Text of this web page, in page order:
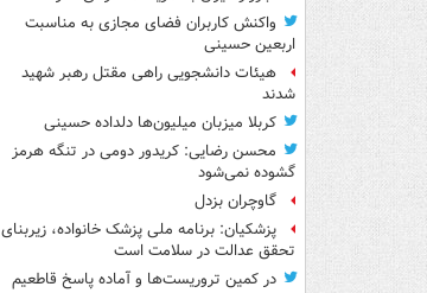
واکنش کاربران فضای مجازی به مناسبت
اربعین حسینی
هیئات دانشجویی راهی مقتل رهبر شهید
شدند
کربلا میزبان میلیون‌ها دلداده حسینی
محسن رضایی: کریدور دومی در تنگه هرمز
گشوده نمی‌شود
گاوچران بزدل
پزشکیان: برنامه ملی پزشک خانواده، زیربنای
تحقق عدالت در سلامت است
در کمین تروریست‌ها و آماده پاسخ قاطعیم